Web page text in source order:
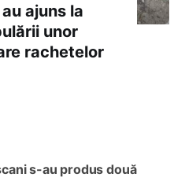
ajuns la
unor
rachetelor
s-au produs două